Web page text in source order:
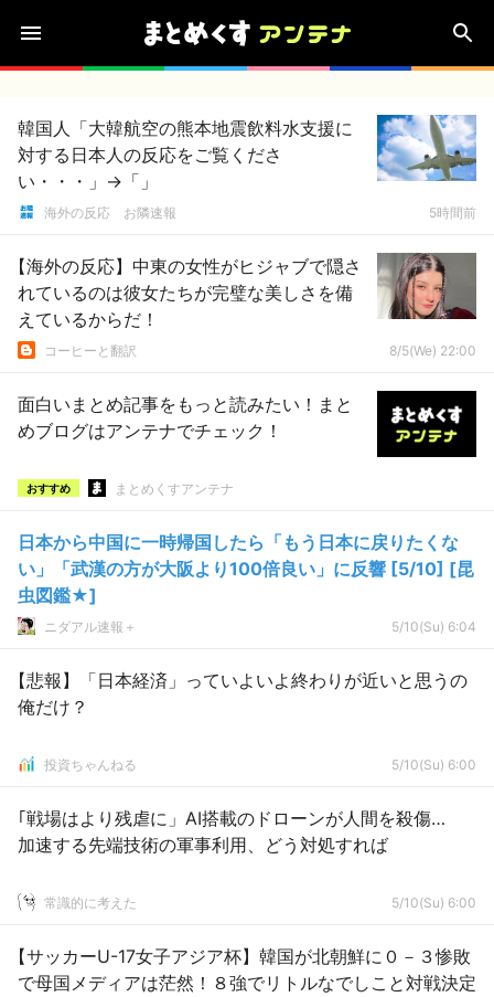
韓国人「大韓航空の熊本地震飲料水支援に
対する日本人の反応をご覧くださ
い・・・」→「」
海外の反応 お隣速報 5時間前
【海外の反応】中東の女性がヒジャブで隠さ
れているのは彼女たちが完璧な美しさを備
えているからだ！
コーヒーと翻訳 8/5(We) 22:00
面白いまとめ記事をもっと読みたい！まと
めブログはアンテナでチェック！
おすすめ まとめくすアンテナ
日本から中国に一時帰国したら「もう日本に戻りたくな
い」「武漢の方が大阪より100倍良い」に反響 [5/10] [昆
虫図鑑★]
ニダアル速報＋ 5/10(Su) 6:04
【悲報】「日本経済」っていよいよ終わりが近いと思うの
俺だけ？
投資ちゃんねる 5/10(Su) 6:00
｢戦場はより残虐に」AI搭載のドローンが人間を殺傷…
加速する先端技術の軍事利用、どう対処すれば
常識的に考えた 5/10(Su) 6:00
【サッカーU-17女子アジア杯】韓国が北朝鮮に０－３惨敗
で母国メディアは茫然！８強でリトルなでしこと対戦決定